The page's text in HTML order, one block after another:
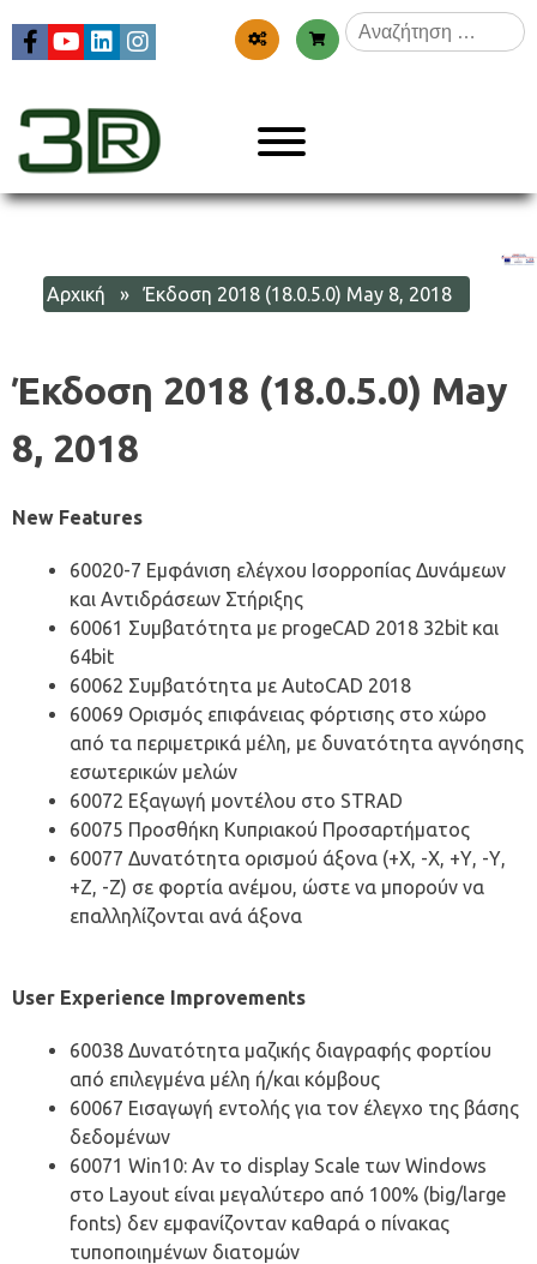
Αναζήτηση
για:
3dr
Αρχική » Έκδοση 2018 (18.0.5.0) May 8, 2018
Έκδοση 2018 (18.0.5.0) May
8, 2018
New Features
60020-7 Εμφάνιση ελέγχου Ισορροπίας Δυνάμεων
και Αντιδράσεων Στήριξης
60061 Συμβατότητα με progeCAD 2018 32bit και
64bit
60062 Συμβατότητα με AutoCAD 2018
60069 Ορισμός επιφάνειας φόρτισης στο χώρο
από τα περιμετρικά μέλη, με δυνατότητα αγνόησης
εσωτερικών μελών
60072 Εξαγωγή μοντέλου στο STRAD
60075 Προσθήκη Κυπριακού Προσαρτήματος
60077 Δυνατότητα ορισμού άξονα (+Χ, -Χ, +Υ, -Υ,
+Ζ, -Ζ) σε φορτία ανέμου, ώστε να μπορούν να
επαλληλίζονται ανά άξονα
User Experience Improvements
60038 Δυνατότητα μαζικής διαγραφής φορτίου
από επιλεγμένα μέλη ή/και κόμβους
60067 Εισαγωγή εντολής για τον έλεγχο της βάσης
δεδομένων
60071 Win10: Αν το display Scale των Windows
στο Layout είναι μεγαλύτερο από 100% (big/large
fonts) δεν εμφανίζονταν καθαρά ο πίνακας
τυποποιημένων διατομών